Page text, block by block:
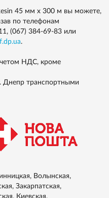
45 мм х 300 м вы можете,
по телефонам
(067) 384-69-83 или
.
НДС, кроме
Днепр транспортными
Волынская,
Закарпатская,
Киевская,